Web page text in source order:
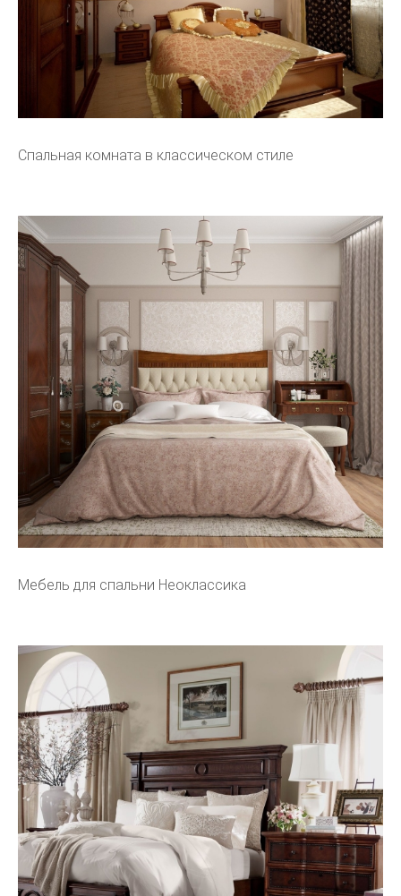
Спальная комната в классическом стиле
Мебель для спальни Неоклассика